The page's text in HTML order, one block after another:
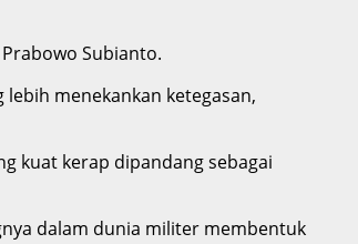
Subianto.
menekankan ketegasan,
kuat kerap dipandang sebagai
dalam dunia militer membentuk